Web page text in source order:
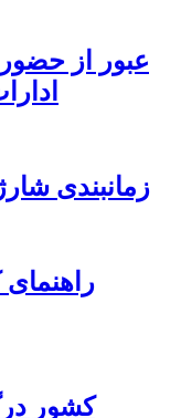
عبور از
زمانبندی